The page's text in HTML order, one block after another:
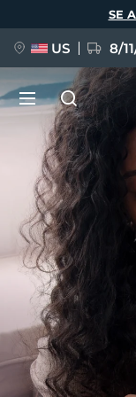
SE
US 8/
NYHET
FAQ™ Pure
BREAKING
issa™ Teeth
Språk
English
Français
Polski
Türkçe